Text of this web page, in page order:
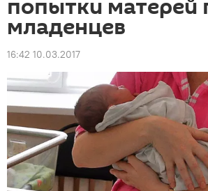
попытки матерей
младенцев
16:42 10.03.2017